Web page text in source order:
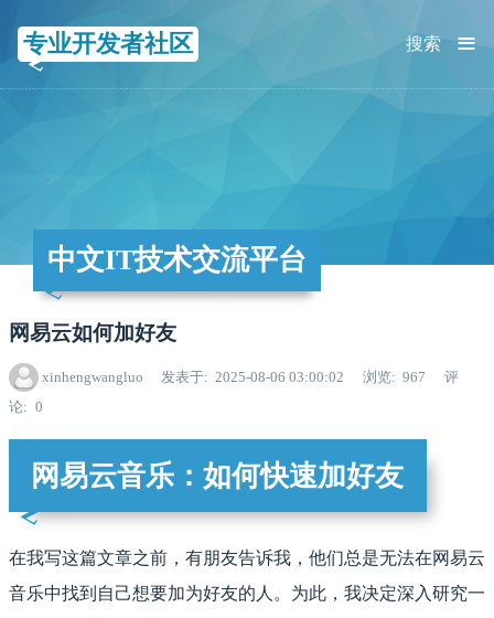
专业开发者社区 ≡
搜索
中文IT技术交流平台
网易云如何加好友
xinhengwangluo 发表于 2025-08-06 03:00:02 浏览 967
评
论
0
网易云音乐：如何快速加好友
在我写这篇文章之前，有朋友告诉我，他们总是无法在网易云
音乐中找到自己想要加为好友的人。为此，我决定深入研究一